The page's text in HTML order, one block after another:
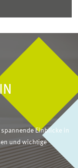
Einblicke in
und wichtige